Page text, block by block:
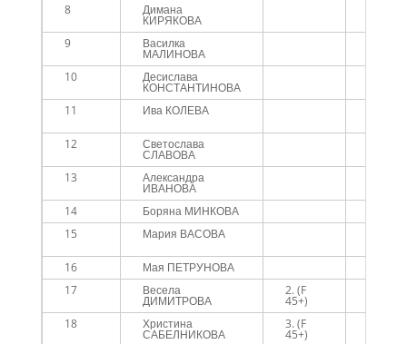
8 Димана
КИРЯКОВА
9
Василка
МАЛИНОВА
10
Десислава
КОНСТАНТИНОВА
11
Ива КОЛЕВА
12
Светослава
СЛАВОВА
13
Александра
ИВАНОВА
14
Боряна МИНКОВА
15
Мария ВАСОВА
16
Мая ПЕТРУНОВА
17
Весела
ДИМИТРОВА
2. (F
45+)
18 Христина
САБЕЛНИКОВА
3. (F
45+)